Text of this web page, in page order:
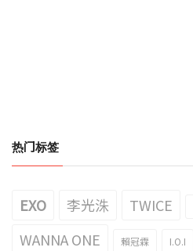
热门标签
EXO 李光洙 TWICE
WANNA ONE 賴冠霖 I.O.I